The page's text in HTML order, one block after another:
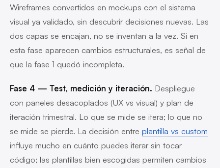
Wireframes convertidos en mockups con el sistema
visual ya validado, sin descubrir decisiones nuevas. Las
dos capas se encajan, no se inventan a la vez. Si en
esta fase aparecen cambios estructurales, es señal de
que la fase 1 quedó incompleta.
Fase 4 — Test, medición y iteración. Despliegue
con paneles desacoplados (UX vs visual) y plan de
iteración trimestral. Lo que se mide se itera; lo que no
se mide se pierde. La decisión entre plantilla vs custom
influye mucho en cuánto puedes iterar sin tocar
código; las plantillas bien escogidas permiten cambios